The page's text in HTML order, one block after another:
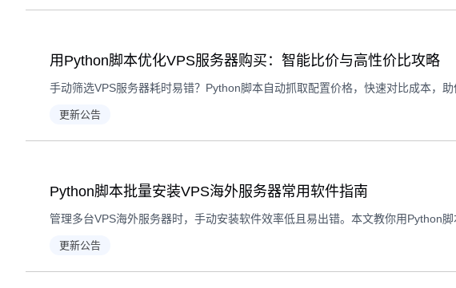
用Python脚本优化VPS服务器购买：智能比价与高性价比攻略
更新公告
Python脚本批量安装VPS海外服务器常用软件指南
更新公告